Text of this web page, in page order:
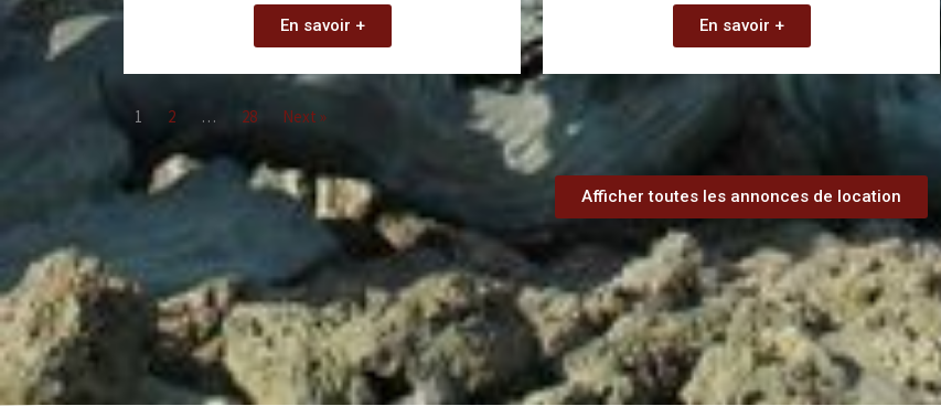
En savoir + En savoir +
1 2 … 28 Next »
Afficher toutes les annonces de location